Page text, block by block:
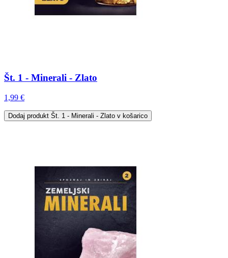
Št. 1 - Minerali - Zlato
1,99 €
Dodaj produkt Št. 1 - Minerali - Zlato v košarico